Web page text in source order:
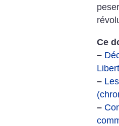
Ce
–
–
–